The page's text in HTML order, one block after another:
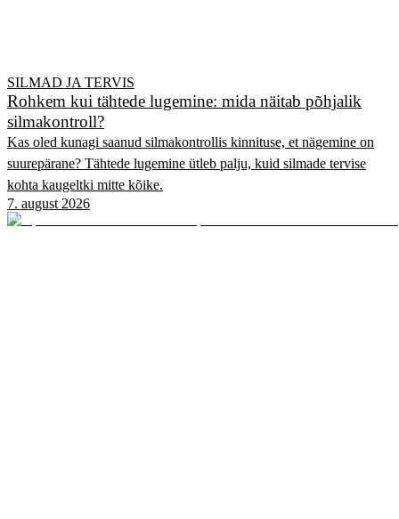
SILMAD JA TERVIS
Rohkem kui tähtede lugemine: mida näitab põhjalik
silmakontroll?
Kas oled kunagi saanud silmakontrollis kinnituse, et nägemine on
suurepärane? Tähtede lugemine ütleb palju, kuid silmade tervise
kohta kaugeltki mitte kõike.
7. august 2026